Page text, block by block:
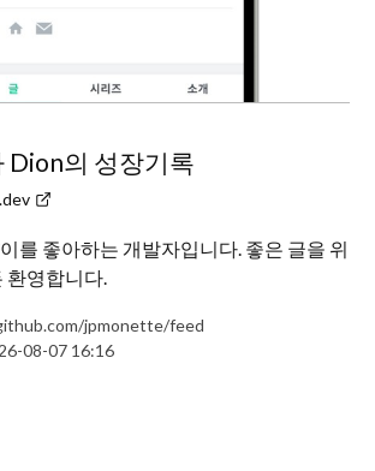
Dion의 성장기록
를 좋아하는 개발자입니다. 좋은 글을 위
환영합니다.
jpmonette/feed
08-07 16:16